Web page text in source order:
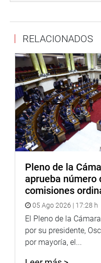
DISTRITO DE SAN
El legislador Javier
Paz, junto a Daniel
Defensa de San Antonio
autoridades municipales,
subprefecto distrital el
acciones de prevención
pueden causar la
RELACIONADOS
Pleno de la
aprueba número
comisiones
05 Ago 2026 | 17:28 h
El Pleno de la
por su presidente,
por mayoría, el...